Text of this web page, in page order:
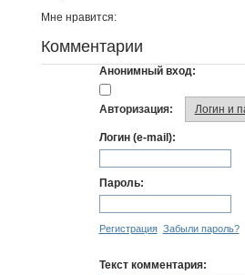
Мне нравится:
Комментарии
Анонимный вход:
Авторизация: Логин и
Логин (e-mail):
Пароль:
Регистрация Забыли пароль?
Текст комментария: